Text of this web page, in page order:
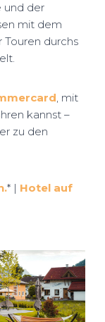
und der
mit dem
Touren durchs
, mit
kannst –
zu den
* | Hotel auf